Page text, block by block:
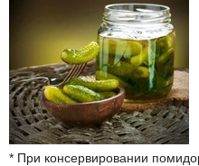
* При консервировании